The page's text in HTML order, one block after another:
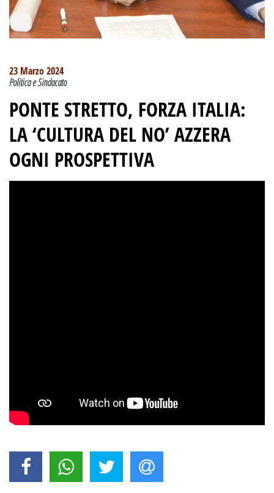
23 Marzo 2024
Politica e Sindacato
PONTE STRETTO, FORZA ITALIA:
LA ‘CULTURA DEL NO’ AZZERA
OGNI PROSPETTIVA